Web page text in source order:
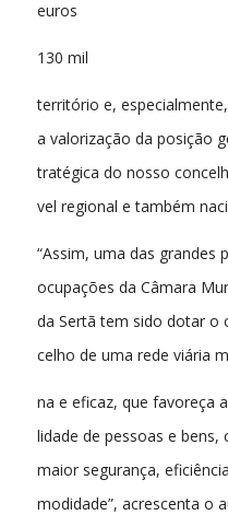
euros
130 mil
território e,
a valorização da posição
tratégica do nosso
vel regional e também
“Assim, uma das grandes
ocupações da Câmara
da Sertã tem sido dotar o
celho de uma rede viária
na e eficaz, que favoreça
lidade de pessoas e bens,
maior segurança,
modidade”, acrescenta o